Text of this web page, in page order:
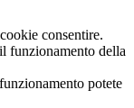
consentire.
funzionamento della
potete